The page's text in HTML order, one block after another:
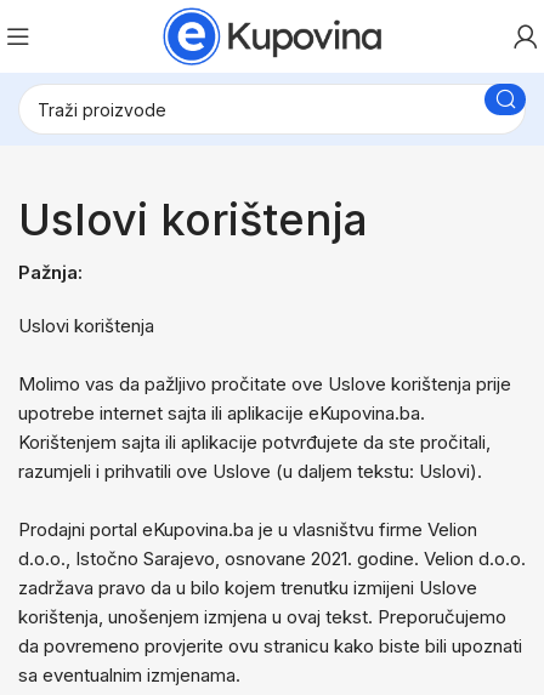
Uslovi korištenja
Pažnja:
Uslovi korištenja
Molimo vas da pažljivo pročitate ove Uslove korištenja prije
upotrebe internet sajta ili aplikacije eKupovina.ba.
Korištenjem sajta ili aplikacije potvrđujete da ste pročitali,
razumjeli i prihvatili ove Uslove (u daljem tekstu: Uslovi).
Prodajni portal eKupovina.ba je u vlasništvu firme Velion
d.o.o., Istočno Sarajevo, osnovane 2021. godine. Velion d.o.o.
zadržava pravo da u bilo kojem trenutku izmijeni Uslove
korištenja, unošenjem izmjena u ovaj tekst. Preporučujemo
da povremeno provjerite ovu stranicu kako biste bili upoznati
sa eventualnim izmjenama.